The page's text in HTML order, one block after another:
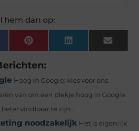
hem dan op:
Pinterest LinkedIn Email
Hoog in Google: kies voor ons
van om een plekje hoog in Google
vindbaar te zijn...
noodzakelijk Het is eigenlijk